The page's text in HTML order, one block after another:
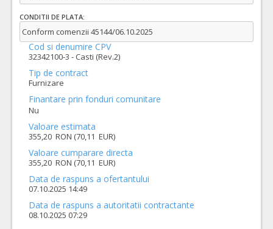
CONDITII DE PLATA:
Conform comenzii 45144/06.10.2025
Cod si denumire CPV
32342100-3 - Casti (Rev.2)
Tip de contract
Furnizare
Finantare prin fonduri comunitare
Nu
Valoare estimata
355,20 RON (70,11 EUR)
Valoare cumparare directa
355,20 RON (70,11 EUR)
Data de raspuns a ofertantului
07.10.2025 14:49
Data de raspuns a autoritatii contractante
08.10.2025 07:29